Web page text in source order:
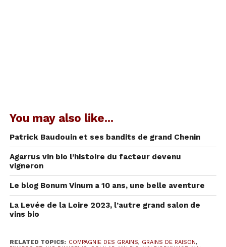
40 vignerons et vigneronnes venant de
mettre en valeur leur vins vivants. Voici le fruit
You may also like...
Patrick Baudouin et ses bandits de grand Chenin
Agarrus vin bio l’histoire du facteur devenu
vigneron
Le blog Bonum Vinum a 10 ans, une belle aventure
La Levée de la Loire 2023, l’autre grand salon de
vins bio
RELATED TOPICS: COMPAGNIE DES GRAINS, GRAINS DE RAISON,